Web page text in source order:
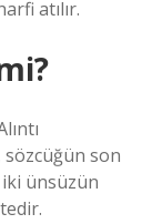
atılır.
sözcüğün son
ünsüzün